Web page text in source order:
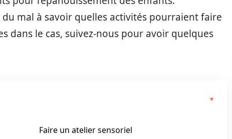
mal à savoir quelles activités pourraient faire
dans le cas, suivez-nous pour avoir quelques
Faire un atelier sensoriel